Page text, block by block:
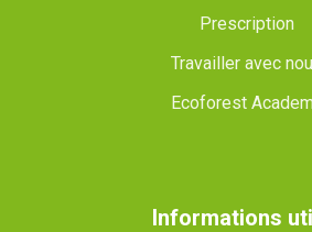
Prescription
Travailler avec
Ecoforest
Informations